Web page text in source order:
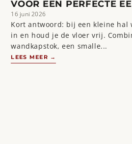
VOOR EEN PERFECTE
16 juni 2026
Kort antwoord: bij een kleine hal
in en houd je de vloer vrij.
wandkapstok, een smalle...
LEES MEER →